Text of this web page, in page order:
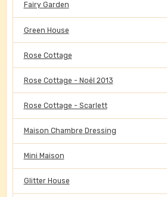
Fairy Garden
Green House
Rose Cottage
Rose Cottage - Noël 2013
Rose Cottage - Scarlett
Maison Chambre Dressing
Mini Maison
Glitter House